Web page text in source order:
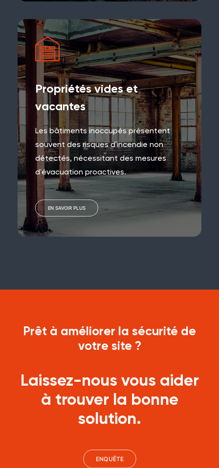
Propriétés vides et
vacantes
Les bâtiments inoccupés présentent
souvent des risques d'incendie non
détectés, nécessitant des mesures
d'évacuation proactives.
EN SAVOIR PLUS
Prêt à améliorer la sécurité de
votre site ?
Laissez-nous vous aider
à trouver la bonne
solution.
ENQUÊTE